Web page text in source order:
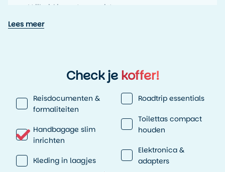
Vrijheid in route en reistempo
Alles bij de hand tijdens je reis
Canada reizen
treinreizen Canada
Met een Canada reis op maat zorgen wij dat jouw
camperreis logisch en goed opgebouwd is. Vraag een
gratis reisvoorstel
aan.
Lees meer
Check jekoffer!
Reisdocumenten &
formaliteiten
Handbagage slim
inrichten
Kleding in laagjes
Roadtrip essentials
Toilettas compact
houden
Elektronica &
adapters